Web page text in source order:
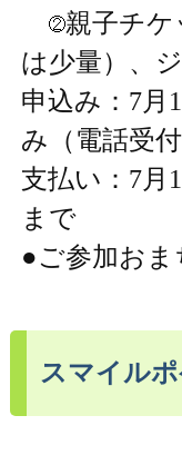
親子チケ
は少量）、
申込み：7月
み（電話受
支払い：7月
まで
●ご参加お
スマイル